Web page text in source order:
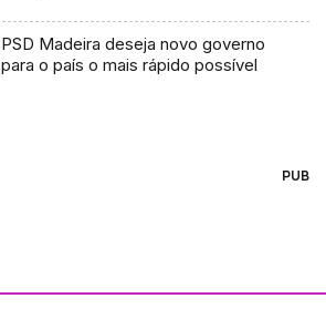
PSD Madeira deseja novo governo
para o país o mais rápido possível
PUB